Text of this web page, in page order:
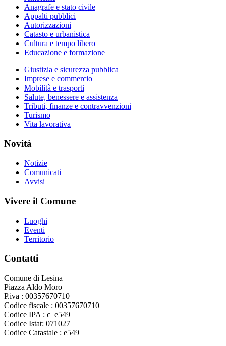
Anagrafe e stato civile
Appalti pubblici
Autorizzazioni
Catasto e urbanistica
Cultura e tempo libero
Educazione e formazione
Giustizia e sicurezza pubblica
Imprese e commercio
Mobilità e trasporti
Salute, benessere e assistenza
Tributi, finanze e contravvenzioni
Turismo
Vita lavorativa
Novità
Notizie
Comunicati
Avvisi
Vivere il Comune
Luoghi
Eventi
Territorio
Contatti
Comune di Lesina
Piazza Aldo Moro
P.iva : 00357670710
Codice fiscale : 00357670710
Codice IPA : c_e549
Codice Istat: 071027
Codice Catastale : e549